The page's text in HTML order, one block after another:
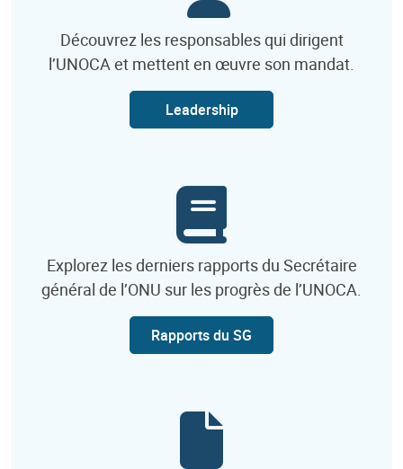
Découvrez les responsables qui dirigent
l’UNOCA et mettent en œuvre son mandat.
Leadership
Explorez les derniers rapports du Secrétaire
général de l’ONU sur les progrès de l’UNOCA.
Rapports du SG